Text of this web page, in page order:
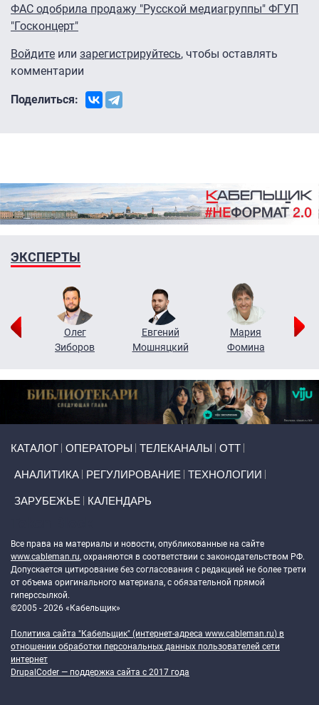
ФАС одобрила продажу "Русской медиагруппы" ФГУП
"Госконцерт"
Войдите или зарегистрируйтесь, чтобы оставлять
комментарии
Поделиться:
ЭКСПЕРТЫ
Олег
Зиборов
Евгений
Мошняцкий
Мария
Фомина
КАТАЛОГ ОПЕРАТОРЫ ТЕЛЕКАНАЛЫ ОТТ
АНАЛИТИКА РЕГУЛИРОВАНИЕ ТЕХНОЛОГИИ
ЗАРУБЕЖЬЕ КАЛЕНДАРЬ
Все права на материалы и новости, опубликованные на сайте
www.cableman.ru, охраняются в соответствии с законодательством РФ.
Допускается цитирование без согласования с редакцией не более трети
от объема оригинального материала, с обязательной прямой
гиперссылкой.
©2005 - 2026 «Кабельщик»
Политика сайта "Кабельщик" (интернет-адреса www.cableman.ru) в
отношении обработки персональных данных пользователей сети
интернет
DrupalCoder — поддержка сайта c 2017 года